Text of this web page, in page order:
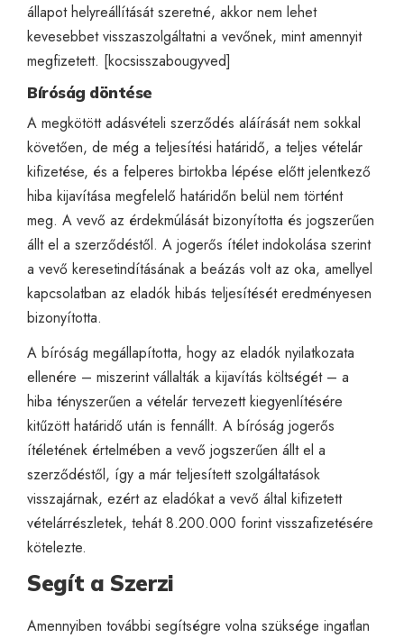
állapot helyreállítását szeretné, akkor nem lehet
kevesebbet visszaszolgáltatni a vevőnek, mint amennyit
megfizetett. [kocsisszabougyved]
Bíróság döntése
A megkötött adásvételi szerződés aláírását nem sokkal
követően, de még a teljesítési határidő, a teljes vételár
kifizetése, és a felperes birtokba lépése előtt jelentkező
hiba kijavítása megfelelő határidőn belül nem történt
meg. A vevő az érdekmúlását bizonyította és jogszerűen
állt el a szerződéstől. A jogerős ítélet indokolása szerint
a vevő keresetindításának a beázás volt az oka, amellyel
kapcsolatban az eladók hibás teljesítését eredményesen
bizonyította.
A bíróság megállapította, hogy az eladók nyilatkozata
ellenére – miszerint vállalták a kijavítás költségét – a
hiba tényszerűen a vételár tervezett kiegyenlítésére
kitűzött határidő után is fennállt. A bíróság jogerős
ítéletének értelmében a vevő jogszerűen állt el a
szerződéstől, így a már teljesített szolgáltatások
visszajárnak, ezért az eladókat a vevő által kifizetett
vételárrészletek, tehát 8.200.000 forint visszafizetésére
kötelezte.
Segít a Szerzi
Amennyiben további segítségre volna szüksége ingatlan